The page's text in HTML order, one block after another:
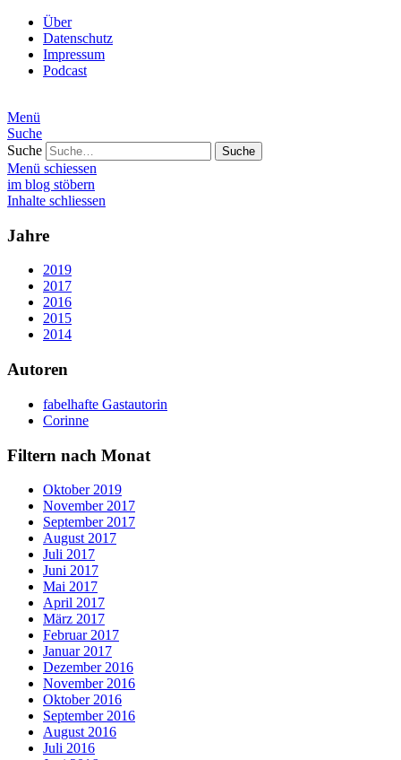
Über
Datenschutz
Impressum
Podcast
Menü
Suche
Suche
Menü schiessen
im blog stöbern
Inhalte schliessen
Jahre
2019
2017
2016
2015
2014
Autoren
fabelhafte Gastautorin
Corinne
Filtern nach Monat
Oktober 2019
November 2017
September 2017
August 2017
Juli 2017
Juni 2017
Mai 2017
April 2017
März 2017
Februar 2017
Januar 2017
Dezember 2016
November 2016
Oktober 2016
September 2016
August 2016
Juli 2016